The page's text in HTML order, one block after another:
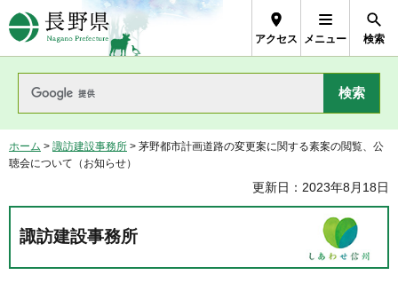
長野県Nagano Prefecture
アクセス メニュー 検索
ホーム > 諏訪建設事務所 > 茅野都市計画道路の変更案に関する素案の閲覧、公
聴会について（お知らせ）
更新日：2023年8月18日
諏訪建設事務所